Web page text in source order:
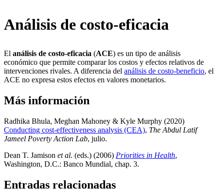
Análisis de costo-eficacia
El análisis de costo-eficacia (ACE) es un tipo de análisis
económico que permite comparar los costos y efectos relativos de
intervenciones rivales. A diferencia del análisis de costo-beneficio, el
ACE no expresa estos efectos en valores monetarios.
Más información
Radhika Bhula, Meghan Mahoney & Kyle Murphy (2020)
Conducting cost-effectiveness analysis (CEA), The Abdul Latif
Jameel Poverty Action Lab, julio.
Dean T. Jamison et al. (eds.) (2006) Priorities in Health,
Washington, D.C.: Banco Mundial, chap. 3.
Entradas relacionadas